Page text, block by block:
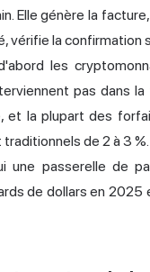
Elle génère la
vérifie la confirmation
les
pas dans
et la plupart des
de 2 à 3
une passerelle de
de dollars en